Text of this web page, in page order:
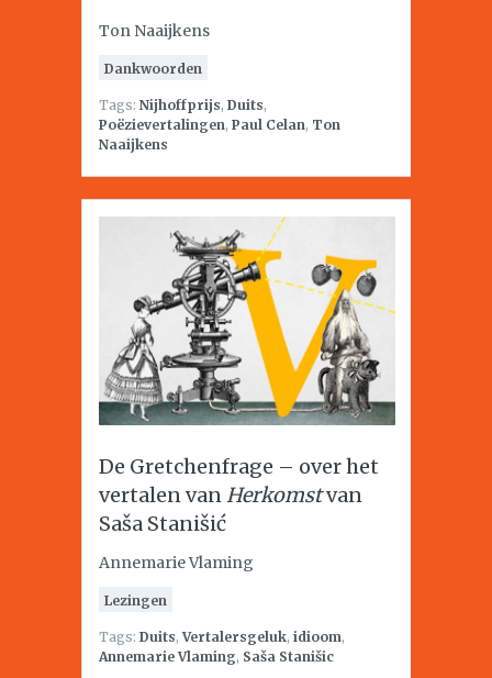
Ton Naaijkens
Dankwoorden
Tags: Nijhoffprijs, Duits,
Poëzievertalingen, Paul Celan, Ton
Naaijkens
De Gretchenfrage – over het
vertalen vanHerkomstvan
Saša Stanišić
Annemarie Vlaming
Lezingen
Tags: Duits,Vertalersgeluk, idioom,
Annemarie Vlaming, Saša Stanišic